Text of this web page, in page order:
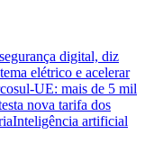
digital, diz
elétrico e acelerar
UE: mais de 5 mil
nova tarifa dos
Inteligência artificial